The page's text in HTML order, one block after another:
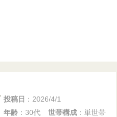
投稿日 ： 2026/4/1
年齢 ：30代 世帯構成 ：単世帯